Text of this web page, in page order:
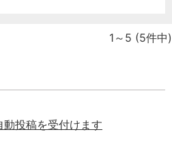
1～5 (5件中)
投稿を受付けます